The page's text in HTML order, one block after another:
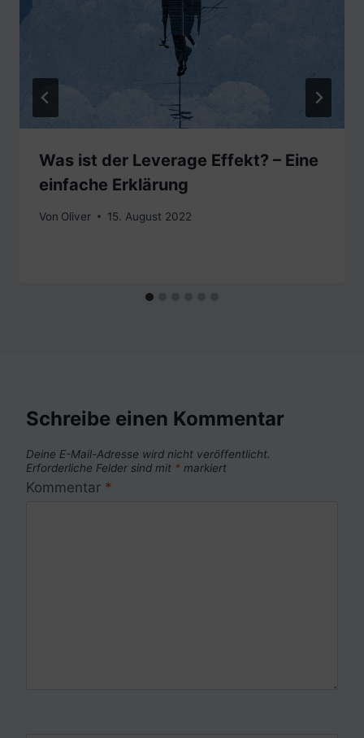
Was ist der Leverage Effekt? – Eine
einfache Erklärung
Von Oliver 15. August 2022
Schreibe einen Kommentar
Deine E-Mail-Adresse wird nicht veröffentlicht.
Erforderliche Felder sind mit * markiert
Kommentar *